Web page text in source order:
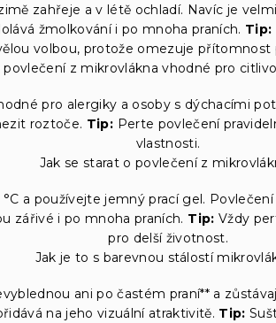
zahřeje a v létě ochladí. Navíc je
žmolkování i po mnoha praních. Tip:
volbou, protože omezuje přítomnost
povlečení z mikrovlákna vhodné pro
pro alergiky a osoby s dýchacími
roztoče. Tip: Perte povlečení
vlastnosti.
Jak se starat o povlečení z
a používejte jemný prací gel.
zářivé i po mnoha praních. Tip: Vždy
pro delší životnost.
Jak je to s barevnou stálostí
ani po častém praní** a
na jeho vizuální atraktivitě. Tip: